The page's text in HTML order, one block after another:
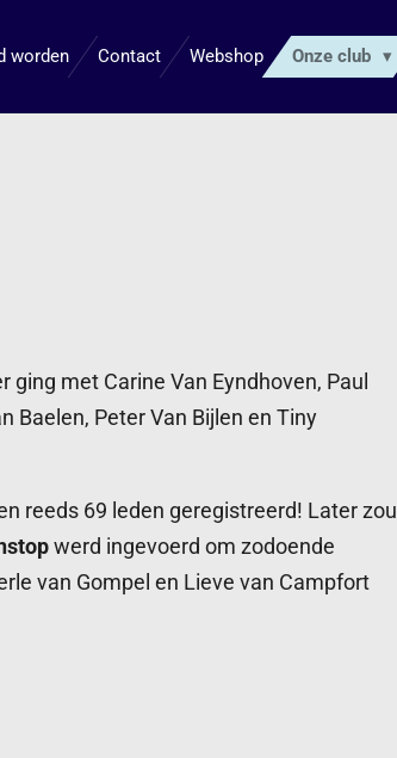
worden Contact Webshop Onze club
met Carine Van Eyndhoven, Paul
Baelen, Peter Van Bijlen en Tiny
reeds 69 leden geregistreerd! Later zou
werd ingevoerd om zodoende
van Gompel en Lieve van Campfort